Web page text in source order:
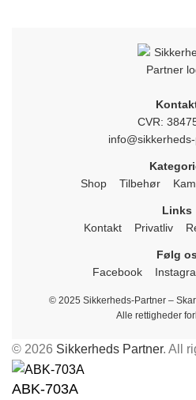
CVR:
Shop
Tilbehør
Links
Kontakt
Privatliv
Følg os
Facebook
© 2025 Sikkerheds-Partner –
Alle rettigheder
© 2026 Sikkerheds Partner. All
ABK-703A